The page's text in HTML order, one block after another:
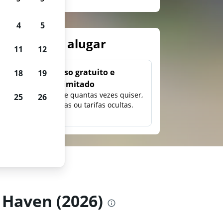
para alugar
Uso gratuito e
ilimitado
Pesquise quantas vezes quiser,
sem taxas ou tarifas ocultas.
(2026)
4 5
11 12
18 19
25 26